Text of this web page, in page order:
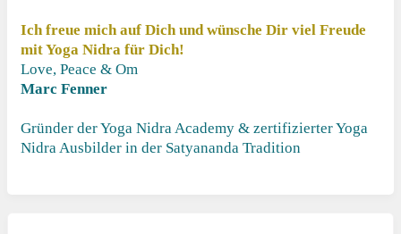
Ich freue mich auf Dich und wünsche Dir viel Freude
mit Yoga Nidra für Dich!
Love, Peace & Om
Marc Fenner
Gründer der Yoga Nidra Academy & zertifizierter Yoga
Nidra Ausbilder in der Satyananda Tradition